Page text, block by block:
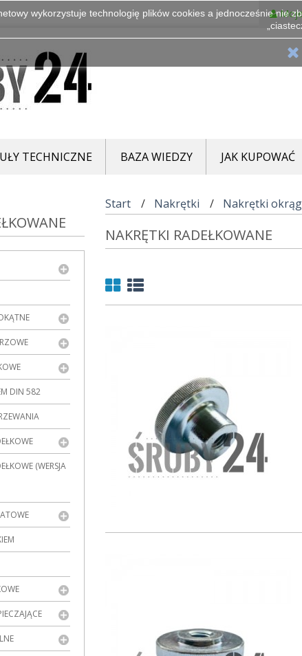
TECHNICZNE BAZA WIEDZY JAK KUPOWAĆ
DIN 582
(WERSJA
Start Nakrętki Nakrętki
NAKRĘTKI RADEŁKOWANE
wykorzystuje technologię plików cookies a jednocześnie nie